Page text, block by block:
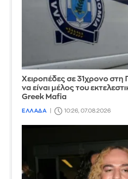
Χειροπέδες σε 31χρονο στη
να είναι μέλος του
Greek Mafia
ΕΛΛΑΔΑ 10:26, 07.08.2026